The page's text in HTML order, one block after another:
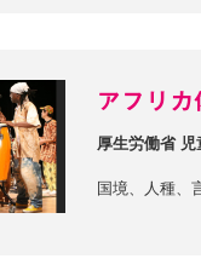
アフリ
厚生労働省
国境、人種、